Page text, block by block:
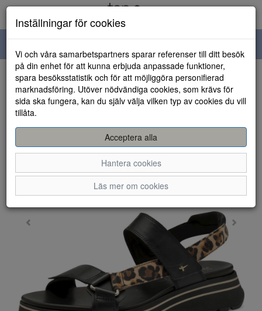
navigation
HEM
Inställningar för cookies
Vi och våra samarbetspartners sparar referenser till ditt besök
på din enhet för att kunna erbjuda anpassade funktioner,
spara besöksstatistik och för att möjliggöra personifierad
marknadsföring. Utöver nödvändiga cookies, som krävs för
sida ska fungera, kan du själv välja vilken typ av cookies du vill
tillåta.
Acceptera alla
Hantera cookies
Läs mer om cookies